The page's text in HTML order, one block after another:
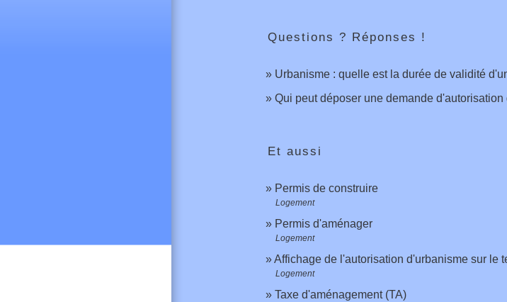
Questions ? Réponses !
Urbanisme : quelle est la durée de validité
Qui peut déposer une demande
Et aussi
Permis de construire
Logement
Permis d'aménager
Logement
Affichage de l'autorisation d'urbanisme sur le
Logement
Taxe d'aménagement (TA)